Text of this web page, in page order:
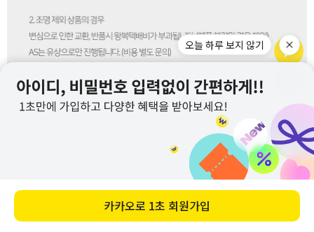
오늘 하루 보지 않기
카카오로 1초 회원가입